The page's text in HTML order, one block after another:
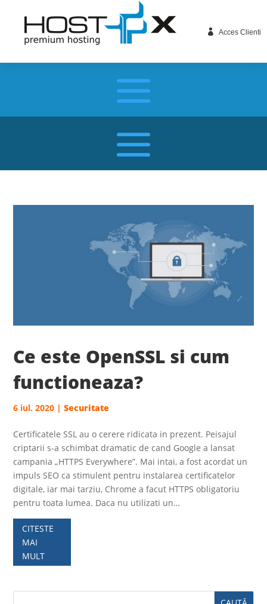
 Acces Clienti
Ce este OpenSSL si cum
functioneaza?
6 iul. 2020 |Securitate
Certificatele SSL au o cerere ridicata in prezent. Peisajul
criptarii s-a schimbat dramatic de cand Google a lansat
campania „HTTPS Everywhere”. Mai intai, a fost acordat un
impuls SEO ca stimulent pentru instalarea certificatelor
digitale, iar mai tarziu, Chrome a facut HTTPS obligatoriu
pentru toata lumea. Daca nu utilizati un…
CITESTE
MAI
MULT